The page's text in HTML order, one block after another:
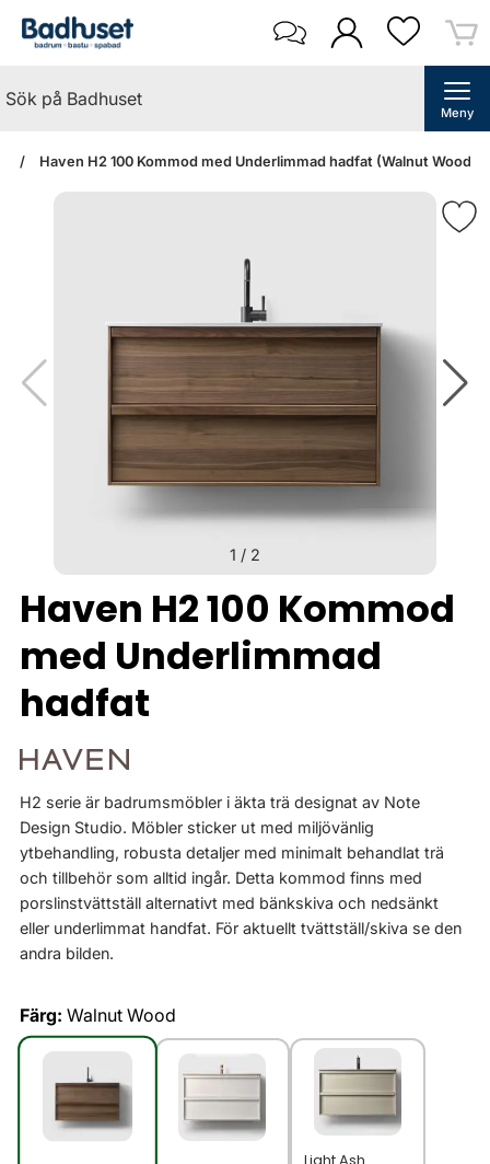
Meny
Haven H2 100 Kommod med Underlimmad hadfat (Walnut
1 / 2
Haven H2 100 Kommod
med Underlimmad
hadfat
H2 serie är badrumsmöbler i äkta trä designat av Note
Design Studio. Möbler sticker ut med miljövänlig
ytbehandling, robusta detaljer med minimalt behandlat trä
och tillbehör som alltid ingår. Detta kommod finns med
porslinstvättställ alternativt med bänkskiva och nedsänkt
eller underlimmat handfat. För aktuellt tvättställ/skiva se den
andra bilden.
Färg: Walnut Wood